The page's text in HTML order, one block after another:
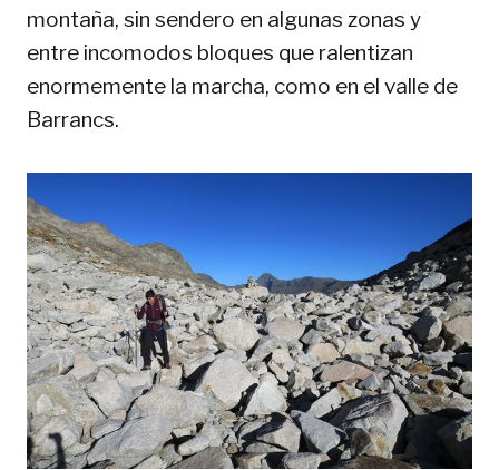
montaña, sin sendero en algunas zonas y
entre incomodos bloques que ralentizan
enormemente la marcha, como en el valle de
Barrancs.